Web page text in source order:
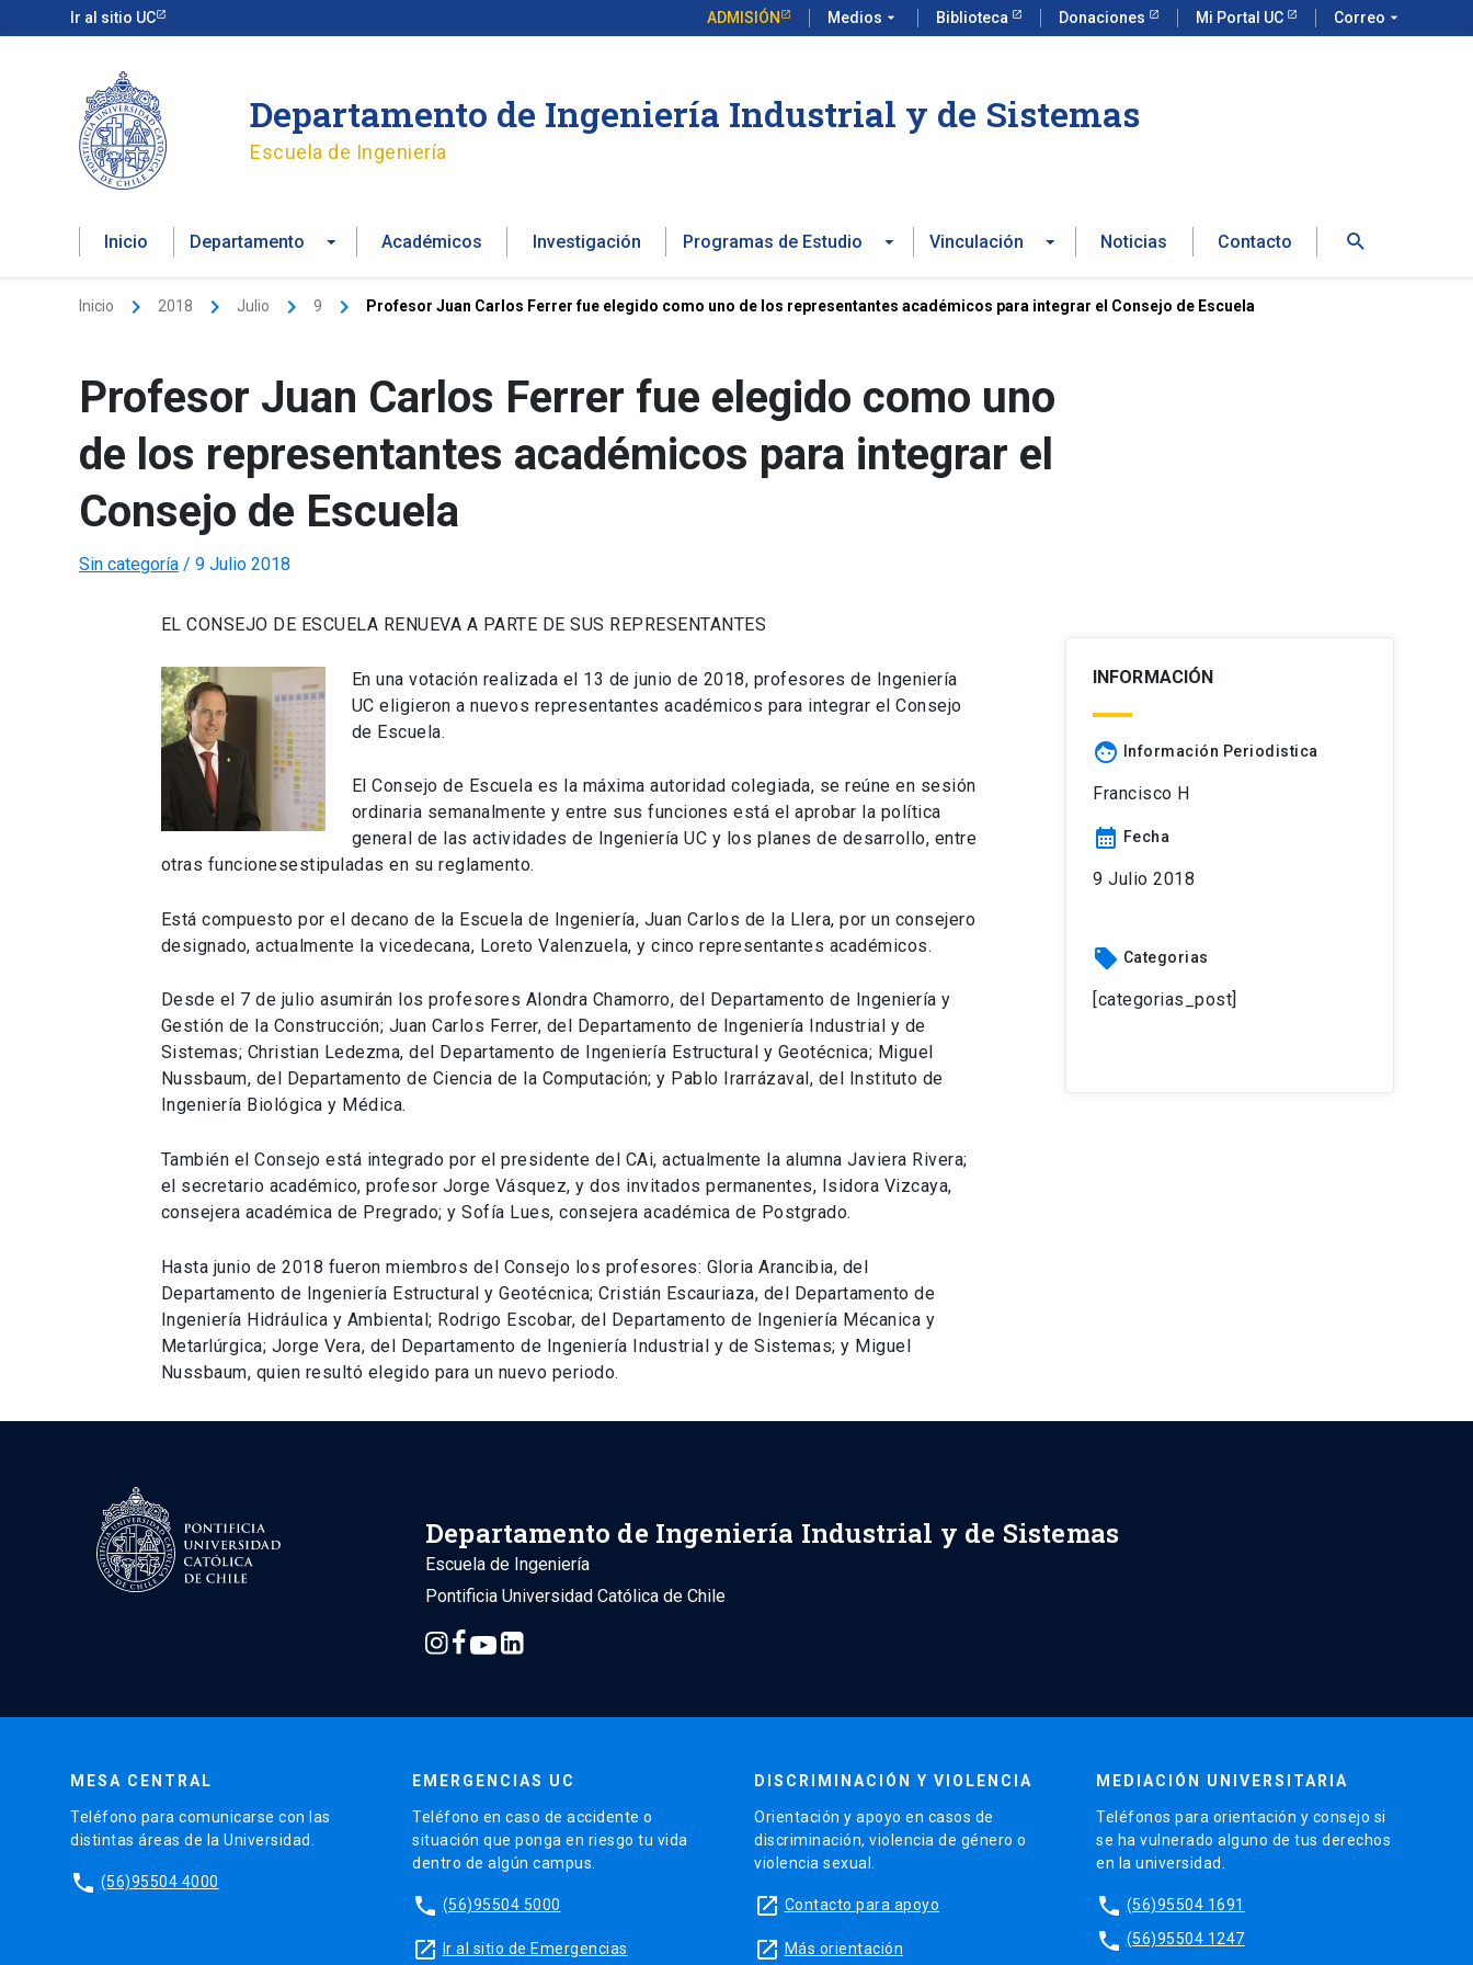
Ir al sitio UC ADMISIÓN Medios arrow_drop_down Biblioteca Donaciones Mi Portal UC Correo arrow_drop_down
al
Departamento de Ingeniería Industrial y de Sistemas
Escuela de Ingeniería
Inicio Departamento Académicos Investigación Programas de Estudio Vinculación Noticias Contacto Buscar
Inicio 2018 Julio 9 Profesor Juan Carlos Ferrer fue elegido como uno de los representantes académicos para integrar el Consejo de Escuela
Profesor Juan Carlos Ferrer fue elegido como uno
de los representantes académicos para integrar el
Consejo de Escuela
Sin categoría / 9 Julio 2018
EL CONSEJO DE ESCUELA RENUEVA A PARTE DE SUS REPRESENTANTES
En una votación realizada el 13 de junio de 2018, profesores de Ingeniería
UC eligieron a nuevos representantes académicos para integrar el Consejo
de Escuela.
El Consejo de Escuela es la máxima autoridad colegiada, se reúne en sesión
ordinaria semanalmente y entre sus funciones está el aprobar la política
general de las actividades de Ingeniería UC y los planes de desarrollo, entre
otras funcionesestipuladas en su reglamento.
Está compuesto por el decano de la Escuela de Ingeniería, Juan Carlos de la Llera, por un consejero
designado, actualmente la vicedecana, Loreto Valenzuela, y cinco representantes académicos.
Desde el 7 de julio asumirán los profesores Alondra Chamorro, del Departamento de Ingeniería y
Gestión de la Construcción; Juan Carlos Ferrer, del Departamento de Ingeniería Industrial y de
Sistemas; Christian Ledezma, del Departamento de Ingeniería Estructural y Geotécnica; Miguel
Nussbaum, del Departamento de Ciencia de la Computación; y Pablo Irarrázaval, del Instituto de
Ingeniería Biológica y Médica.
También el Consejo está integrado por el presidente del CAi, actualmente la alumna Javiera Rivera;
el secretario académico, profesor Jorge Vásquez, y dos invitados permanentes, Isidora Vizcaya,
consejera académica de Pregrado; y Sofía Lues, consejera académica de Postgrado.
Hasta junio de 2018 fueron miembros del Consejo los profesores: Gloria Arancibia, del
Departamento de Ingeniería Estructural y Geotécnica; Cristián Escauriaza, del Departamento de
Ingeniería Hidráulica y Ambiental; Rodrigo Escobar, del Departamento de Ingeniería Mécanica y
Metarlúrgica; Jorge Vera, del Departamento de Ingeniería Industrial y de Sistemas; y Miguel
Nussbaum, quien resultó elegido para un nuevo periodo.
INFORMACIÓN
face Información Periodistica
Francisco H
calendar_month Fecha
9 Julio 2018
local_offer Categorias
[categorias_post]
Departamento de Ingeniería Industrial y de Sistemas
Escuela de Ingeniería
Pontificia Universidad Católica de Chile
MESA CENTRAL
Teléfono para comunicarse con las
distintas áreas de la Universidad.
phone (56)95504 4000
EMERGENCIAS UC
Teléfono en caso de accidente o
situación que ponga en riesgo tu vida
dentro de algún campus.
phone (56)95504 5000
launch Ir al sitio de Emergencias
DISCRIMINACIÓN Y VIOLENCIA
Orientación y apoyo en casos de
discriminación, violencia de género o
violencia sexual.
launch Contacto para apoyo
launch Más orientación
MEDIACIÓN UNIVERSITARIA
Teléfonos para orientación y consejo si
se ha vulnerado alguno de tus derechos
en la universidad.
phone (56)95504 1691
phone (56)95504 1247